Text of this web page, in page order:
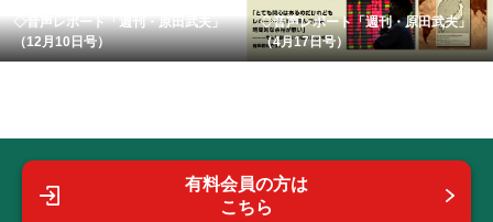
◇音声レポート「週刊・原田武夫」
（12月10日号）
◇音声レポート「週刊・原田武夫」
（4月17日号）
有料会員の方は
こちら